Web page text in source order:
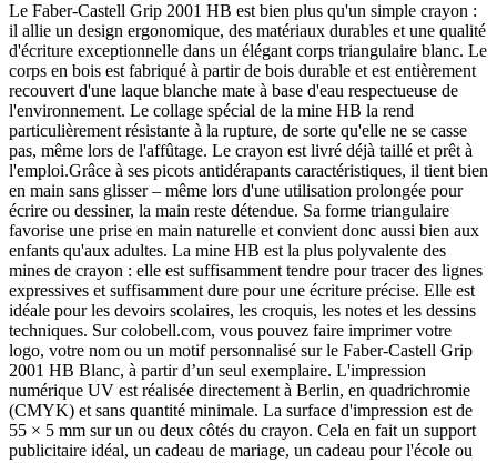
Le Faber-Castell Grip 2001 HB est bien plus qu'un simple crayon :
il allie un design ergonomique, des matériaux durables et une qualité
d'écriture exceptionnelle dans un élégant corps triangulaire blanc. Le
corps en bois est fabriqué à partir de bois durable et est entièrement
recouvert d'une laque blanche mate à base d'eau respectueuse de
l'environnement. Le collage spécial de la mine HB la rend
particulièrement résistante à la rupture, de sorte qu'elle ne se casse
pas, même lors de l'affûtage. Le crayon est livré déjà taillé et prêt à
l'emploi.Grâce à ses picots antidérapants caractéristiques, il tient bien
en main sans glisser – même lors d'une utilisation prolongée pour
écrire ou dessiner, la main reste détendue. Sa forme triangulaire
favorise une prise en main naturelle et convient donc aussi bien aux
enfants qu'aux adultes. La mine HB est la plus polyvalente des
mines de crayon : elle est suffisamment tendre pour tracer des lignes
expressives et suffisamment dure pour une écriture précise. Elle est
idéale pour les devoirs scolaires, les croquis, les notes et les dessins
techniques. Sur colobell.com, vous pouvez faire imprimer votre
logo, votre nom ou un motif personnalisé sur le Faber-Castell Grip
2001 HB Blanc, à partir d’un seul exemplaire. L'impression
numérique UV est réalisée directement à Berlin, en quadrichromie
(CMYK) et sans quantité minimale. La surface d'impression est de
55 × 5 mm sur un ou deux côtés du crayon. Cela en fait un support
publicitaire idéal, un cadeau de mariage, un cadeau pour l'école ou